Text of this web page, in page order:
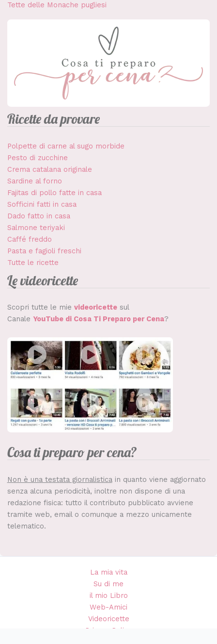
Tette delle Monache pugliesi
Ricette da provare
Polpette di carne al sugo morbide
Pesto di zucchine
Crema catalana originale
Sardine al forno
Fajitas di pollo fatte in casa
Sofficini fatti in casa
Dado fatto in casa
Salmone teriyaki
Caffé freddo
Pasta e fagioli freschi
Tutte le ricette
Le videoricette
Scopri tutte le mie videoricettesul
Canale YouTube di Cosa Ti Preparo per Cena?
Cosa ti preparo per cena?
Non è una testata giornalistica in quanto viene aggiornato
senza alcuna periodicità, inoltre non dispone di una
redazione fisica: tutto il contributo pubblicato avviene
tramite web, email o comunque a mezzo unicamente
telematico.
La mia vita
Su di me
il mio Libro
Web-Amici
Videoricette
Privacy Policy